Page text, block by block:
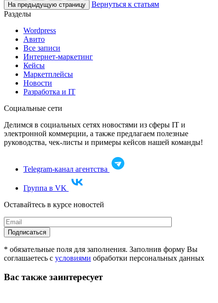
На предыдущую страницу
Вернуться к статьям
Разделы
Wordpress
Авито
Все записи
Интернет-маркетинг
Кейсы
Маркетплейсы
Новости
Разработка и IT
Социальные сети
Делимся в социальных сетях новостями из сферы IT и
электронной коммерции, а также предлагаем полезные
руководства, чек-листы и примеры кейсов нашей команды!
Telegram-канал агентства
Группа в VK
Оставайтесь в курсе новостей
* обязательные поля для заполнения. Заполнив форму Вы
соглашаетесь с условиями обработки персональных данных
Вас также заинтересует